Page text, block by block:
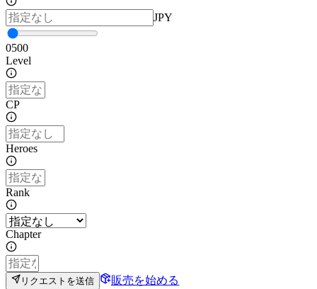
JPY
0500
Level
CP
Heroes
Rank
Chapter
リクエストを送信
販売を始める